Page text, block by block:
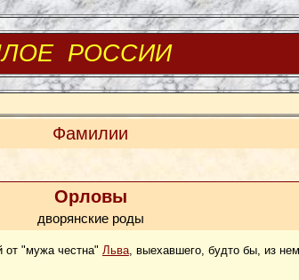
РОССИИ
Фамилии
Орловы
дворянские роды
от "мужа честна" Льва, выехавшего, будто бы, из